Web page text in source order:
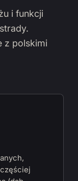
i funkcji
z polskimi